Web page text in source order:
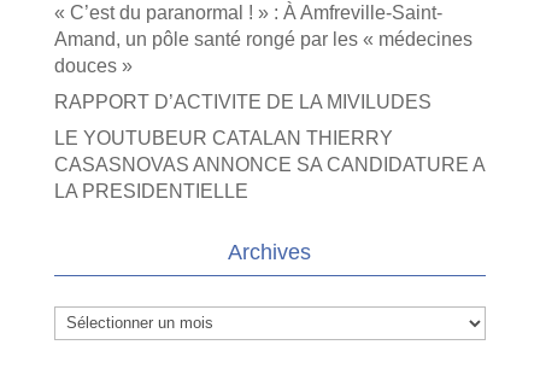
« C’est du paranormal ! » : À Amfreville-Saint-
Amand, un pôle santé rongé par les « médecines
douces »
RAPPORT D’ACTIVITE DE LA MIVILUDES
LE YOUTUBEUR CATALAN THIERRY
CASASNOVAS ANNONCE SA CANDIDATURE A
LA PRESIDENTIELLE
Archives
Archives